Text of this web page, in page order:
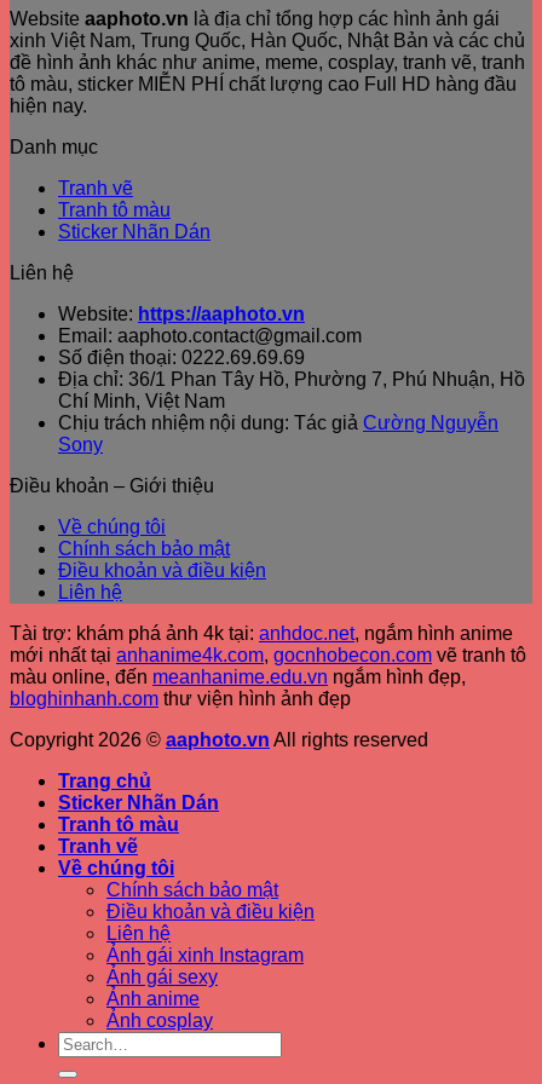
Website aaphoto.vn là địa chỉ tổng hợp các hình ảnh gái
xinh Việt Nam, Trung Quốc, Hàn Quốc, Nhật Bản và các chủ
đề hình ảnh khác như anime, meme, cosplay, tranh vẽ, tranh
tô màu, sticker MIỄN PHÍ chất lượng cao Full HD hàng đầu
hiện nay.
Danh mục
Tranh vẽ
Tranh tô màu
Sticker Nhãn Dán
Liên hệ
Website: https://aaphoto.vn
Email: aaphoto.contact@gmail.com
Số điện thoại: 0222.69.69.69
Địa chỉ: 36/1 Phan Tây Hồ, Phường 7, Phú Nhuận, Hồ
Chí Minh, Việt Nam
Chịu trách nhiệm nội dung: Tác giả Cường Nguyễn
Sony
Điều khoản – Giới thiệu
Về chúng tôi
Chính sách bảo mật
Điều khoản và điều kiện
Liên hệ
Tài trợ: khám phá ảnh 4k tại: anhdoc.net, ngắm hình anime
mới nhất tại anhanime4k.com, gocnhobecon.com vẽ tranh tô
màu online, đến meanhanime.edu.vn ngắm hình đẹp,
bloghinhanh.com thư viện hình ảnh đẹp
Copyright 2026 © aaphoto.vn All rights reserved
Trang chủ
Sticker Nhãn Dán
Tranh tô màu
Tranh vẽ
Về chúng tôi
Chính sách bảo mật
Điều khoản và điều kiện
Liên hệ
Ảnh gái xinh Instagram
Ảnh gái sexy
Ảnh anime
Ảnh cosplay